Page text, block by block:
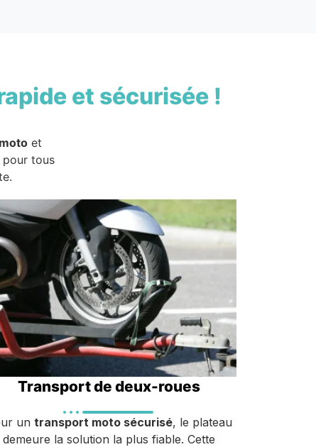
et sécurisée !
et
tous
Transport de deux-roues
un transport moto sécurisé, le plateau
demeure la solution la plus fiable. Cette